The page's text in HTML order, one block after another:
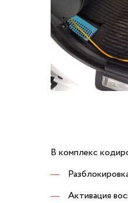
В комплекс
Активация